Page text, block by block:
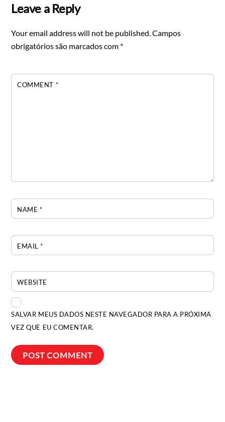
Leave a Reply
Your email address will not be published.Campos
obrigatórios são marcados com *
COMMENT *
NAME *
EMAIL*
WEBSITE
SALVAR MEUS DADOS NESTE NAVEGADOR PARA A PRÓXIMA
VEZ QUE EU COMENTAR.